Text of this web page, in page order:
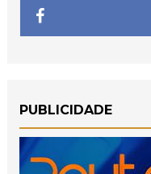
PUBLICIDADE